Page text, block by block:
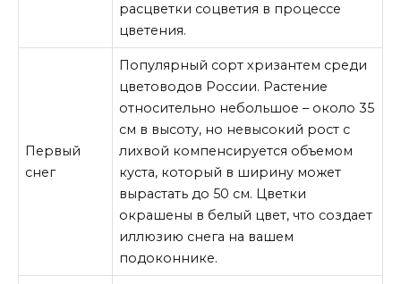
расцветки соцветия в процессе
цветения.
Первый
снег
Популярный сорт хризантем среди
цветоводов России. Растение
относительно небольшое – около 35
см в высоту, но невысокий рост с
лихвой компенсируется объемом
куста, который в ширину может
вырастать до 50 см. Цветки
окрашены в белый цвет, что создает
иллюзию снега на вашем
подоконнике.